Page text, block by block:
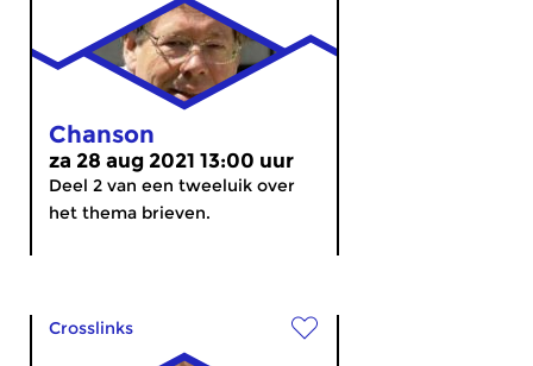
Chanson
za 28 aug 2021 13:00 uur
Deel 2 van een tweeluik over
het thema brieven.
Crosslinks